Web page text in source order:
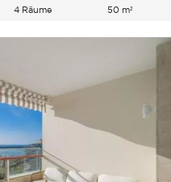
4 Räume 50 m²